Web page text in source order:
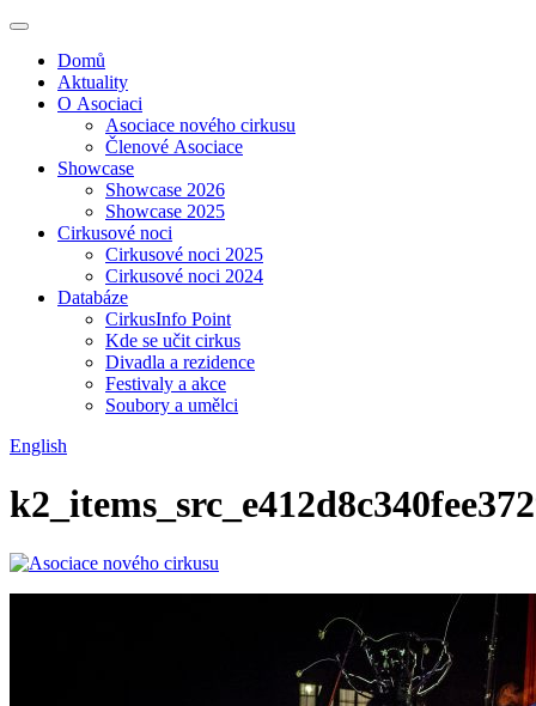
Domů
Aktuality
O Asociaci
Asociace nového cirkusu
Členové Asociace
Showcase
Showcase 2026
Showcase 2025
Cirkusové noci
Cirkusové noci 2025
Cirkusové noci 2024
Databáze
CirkusInfo Point
Kde se učit cirkus
Divadla a rezidence
Festivaly a akce
Soubory a umělci
English